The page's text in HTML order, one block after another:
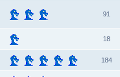
91
18
184